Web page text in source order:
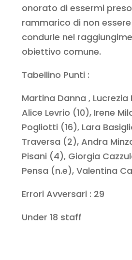
onorato di essermi preso
rammarico di non
condurle nel
obiettivo comune.
Tabellino Punti :
Martina Danna ,
Alice Levrio (10), Irene
Pogliotti (16), Lara
Traversa (2), Andra
Pisani (4), Giorgia
Pensa (n.e), Valentina
Errori Avversari : 29
Under 18 staff